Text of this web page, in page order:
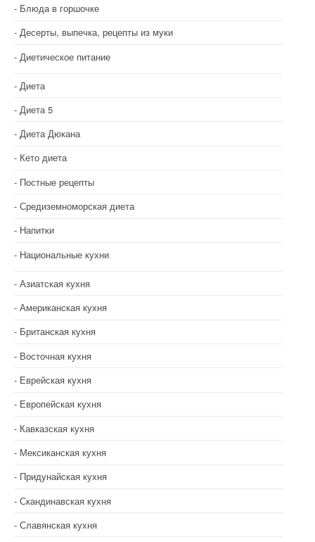
Блюда в горшочке
Десерты, выпечка, рецепты из муки
Диетическое питание
Диета
Диета 5
Диета Дюкана
Кето диета
Постные рецепты
Средиземноморская диета
Напитки
Национальные кухни
Азиатская кухня
Американская кухня
Британская кухня
Восточная кухня
Еврейская кухня
Европейская кухня
Кавказская кухня
Мексиканская кухня
Придунайская кухня
Скандинавская кухня
Славянская кухня